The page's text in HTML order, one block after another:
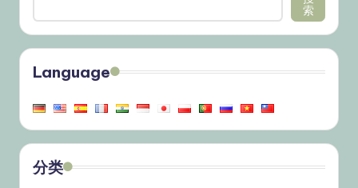
索
Language
分类